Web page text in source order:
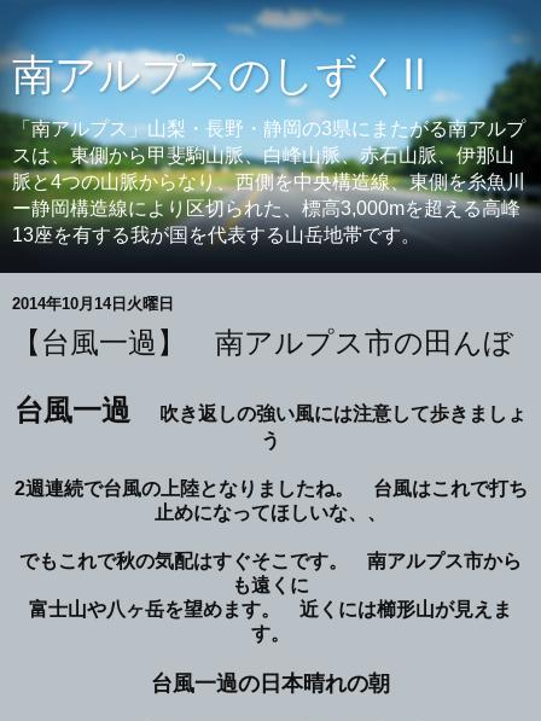
南アルプスのしずくⅡ
「南アルプス」山梨・長野・静岡の3県にまたがる南アルプ
スは、東側から甲斐駒山脈、白峰山脈、赤石山脈、伊那山
脈と4つの山脈からなり、西側を中央構造線、東側を糸魚川
ー静岡構造線により区切られた、標高3,000mを超える高峰
13座を有する我が国を代表する山岳地帯です。
2014年10月14日火曜日
【台風一過】 南アルプス市の田んぼ
台風一過
吹き返しの強い風には注意して歩きましょ
う
2週連続で台風の上陸となりましたね。 台風はこれで打ち
止めになってほしいな、、
でもこれで秋の気配はすぐそこです。 南アルプス市から
も遠くに
富士山や八ヶ岳を望めます。 近くには櫛形山が見えま
す。
台風一過の日本晴れの朝